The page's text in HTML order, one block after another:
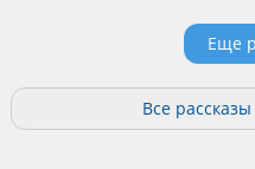
Еще
Все